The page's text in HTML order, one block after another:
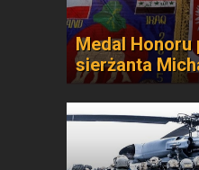
Medal
sierżanta